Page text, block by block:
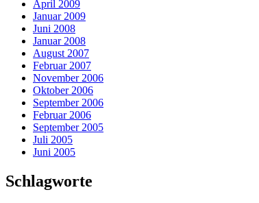
April 2009
Januar 2009
Juni 2008
Januar 2008
August 2007
Februar 2007
November 2006
Oktober 2006
September 2006
Februar 2006
September 2005
Juli 2005
Juni 2005
Schlagworte